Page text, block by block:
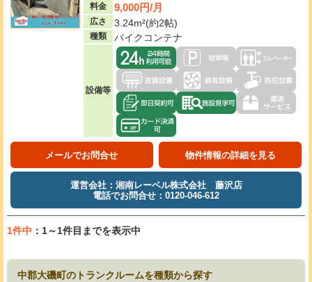
料金 9,000円/月
広さ 3.24m²(約2帖)
種類 バイクコンテナ
設備等
メールでお問合せ 物件情報の詳細を見る
運営会社：湘南レーベル株式会社 藤沢店
電話でお問合せ：0120-046-612
1件中 ：1～1件目までを表示中
中郡大磯町のトランクルームを種類から探す